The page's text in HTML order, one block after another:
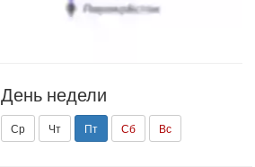
День недели
Ср Чт Пт Сб Вс